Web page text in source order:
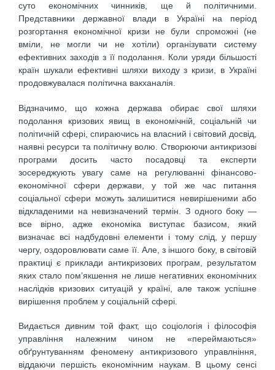
суто економічних чинників, ще й політичними.
Представники державної влади в Україні на період
розгортання економічної кризи не були спроможні (не
вміли, не могли чи не хотіли) організувати систему
ефективних заходів з її подолання. Коли уряди більшості
країн шукали ефективні шляхи виходу з кризи, в Україні
продовжувалася політична вакханалія.
Відзначимо, що кожна держава обирає свої шляхи
подолання кризових явищ в економічній, соціальній чи
політичній сфері, спираючись на власний і світовий досвід,
наявні ресурси та політичну волю. Створюючи антикризові
програми досить часто посадовці та експерти
зосереджують увагу саме на регулюванні фінансово-
економічної сфери держави, у той же час питання
соціальної сфери можуть залишитися невирішеними або
відкладеними на невизначений термін. З одного боку —
все вірно, адже економіка виступає базисом, який
визначає всі надбудовні елементи і тому слід, у першу
чергу, оздоровлювати саме її. Але, з іншого боку, в світовій
практиці є приклади антикризових програм, результатом
яких стало пом’якшення не лише негативних економічних
наслідків кризових ситуацій у країні, але також успішне
вирішення проблем у соціальній сфері.
Видається дивним той факт, що соціологія і філософія
управління належним чином не «переймаються»
обґрунтуванням феномену антикризового управлніння,
віддаючи першість економічним наукам. В цьому сенсі